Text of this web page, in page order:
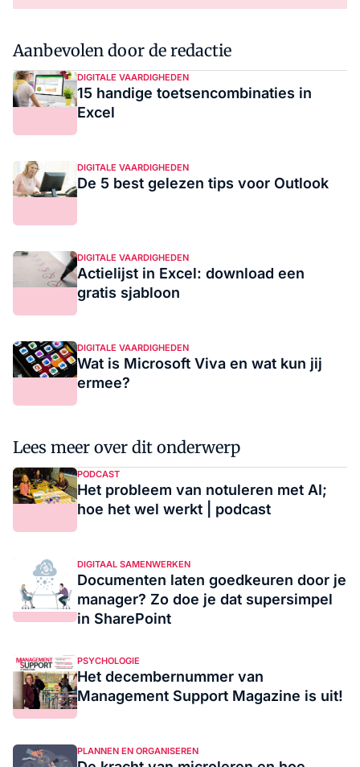
Aanbevolen door de redactie
DIGITALE VAARDIGHEDEN
15 handige toetsencombinaties in
Excel
DIGITALE VAARDIGHEDEN
De 5 best gelezen tips voor Outlook
DIGITALE VAARDIGHEDEN
Actielijst in Excel: download een
gratis sjabloon
DIGITALE VAARDIGHEDEN
Wat is Microsoft Viva en wat kun jij
ermee?
Lees meer over dit onderwerp
PODCAST
Het probleem van notuleren met AI;
hoe het wel werkt | podcast
DIGITAAL SAMENWERKEN
Documenten laten goedkeuren door je
manager? Zo doe je dat supersimpel
in SharePoint
PSYCHOLOGIE
Het decembernummer van
Management Support Magazine is uit!
PLANNEN EN ORGANISEREN